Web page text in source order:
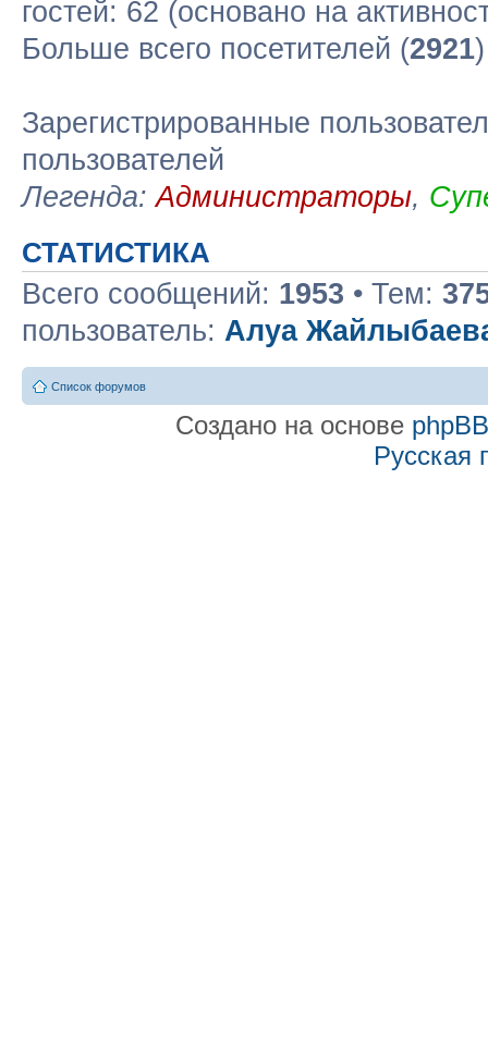
гостей: 62 (основано на
Больше всего посетителей (2921
Зарегистрированные
пользователей
Легенда:Администраторы,
СТАТИСТИКА
Всего сообщений: 1953 • Тем:
пользователь: Алуа
Список форумов
Создано на основе phpBB
Русская